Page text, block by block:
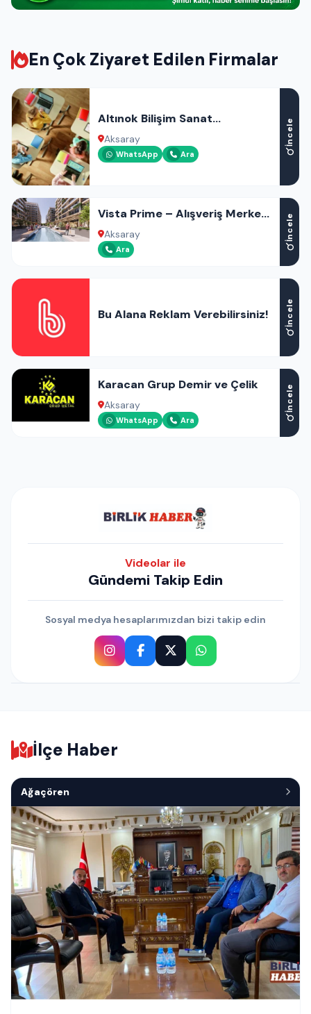
En Çok Ziyaret Edilen Firmalar
Altınok Bilişim Sanat
Akademisi
Aksaray
WhatsApp Ara
İncele
Vista Prime – Alışveriş Merkezi
– Ofis – Otel – Rezidans
Aksaray
Ara
İncele
Bu Alana Reklam Verebilirsiniz! İncele
Karacan Grup Demir ve Çelik
Aksaray
WhatsApp Ara
İncele
Videolar ile
Gündemi Takip Edin
Sosyal medya hesaplarımızdan bizi takip edin
Aksaray Şehit Önder
Polis Meslek Eğitim
İlçe Haber
Ağaçören